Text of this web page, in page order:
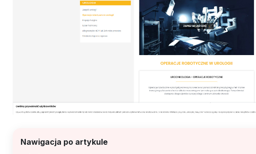
Nawigacja po artykule